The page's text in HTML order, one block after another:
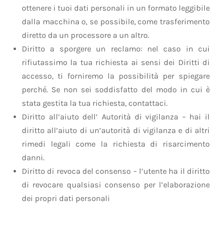
ottenere i tuoi dati personali in un formato leggibile
dalla macchina o, se possibile, come trasferimento
diretto da un processore a un altro.
Diritto a sporgere un reclamo: nel caso in cui
rifiutassimo la tua richiesta ai sensi dei Diritti di
accesso, ti forniremo la possibilità per spiegare
perché. Se non sei soddisfatto del modo in cui è
stata gestita la tua richiesta, contattaci.
Diritto all’aiuto dell’ Autorità di vigilanza – hai il
diritto all’aiuto di un’autorità di vigilanza e di altri
rimedi legali come la richiesta di risarcimento
danni.
Diritto di revoca del consenso – l’utente ha il diritto
di revocare qualsiasi consenso per l’elaborazione
dei propri dati personali